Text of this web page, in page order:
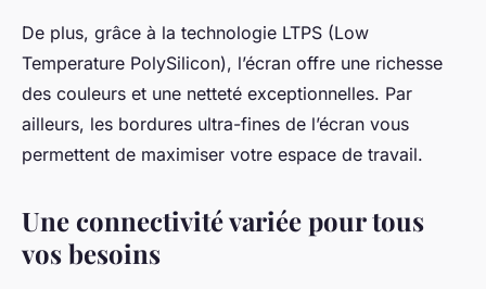
De plus, grâce à la technologie LTPS (Low
Temperature PolySilicon), l’écran offre une richesse
des couleurs et une netteté exceptionnelles. Par
ailleurs, les bordures ultra-fines de l’écran vous
permettent de maximiser votre espace de travail.
Une connectivité variée pour tous
vos besoins